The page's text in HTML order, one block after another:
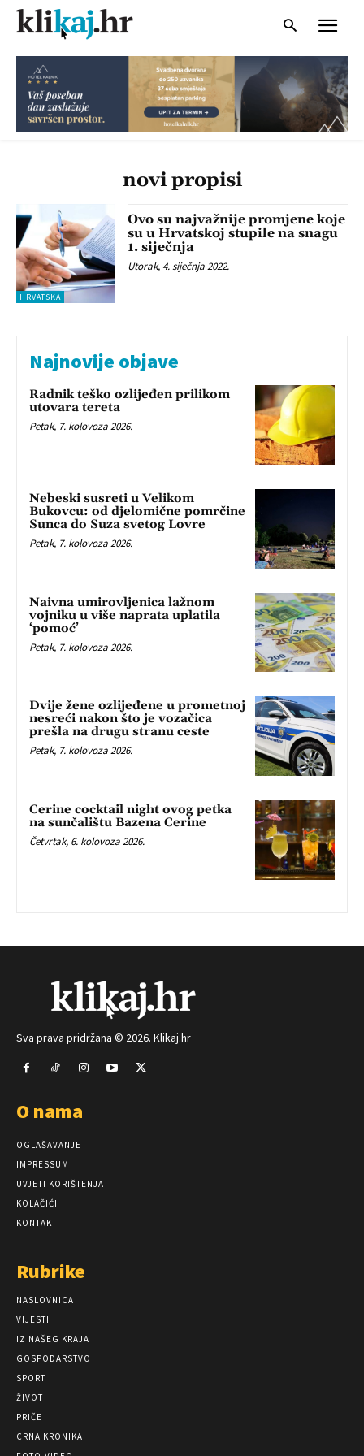
novi propisi
HRVATSKA
Ovo su najvažnije promjene koje
su u Hrvatskoj stupile na snagu
1. siječnja
Utorak, 4. siječnja 2022.
Najnovije objave
Radnik teško ozlijeđen prilikom
utovara tereta
Petak, 7. kolovoza 2026.
Nebeski susreti u Velikom
Bukovcu: od djelomične pomrčine
Sunca do Suza svetog Lovre
Petak, 7. kolovoza 2026.
Naivna umirovljenica lažnom
vojniku u više naprata uplatila
‘pomoć’
Petak, 7. kolovoza 2026.
Dvije žene ozlijeđene u prometnoj
nesreći nakon što je vozačica
prešla na drugu stranu ceste
Petak, 7. kolovoza 2026.
Cerine cocktail night ovog petka
na sunčalištu Bazena Cerine
Četvrtak, 6. kolovoza 2026.
Sva prava pridržana © 2026. Klikaj.hr
O nama
OGLAŠAVANJE
IMPRESSUM
UVJETI KORIŠTENJA
KOLAČIĆI
KONTAKT
Rubrike
NASLOVNICA
VIJESTI
IZ NAŠEG KRAJA
GOSPODARSTVO
SPORT
ŽIVOT
PRIČE
CRNA KRONIKA